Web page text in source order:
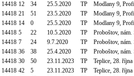
14418 12 34 25.5.2020 TP
Modlany 9,
14418 21 51 23.5.2020 TP
Modlany 9,
14418 14 0 25.5.2020 TP
Modlany 9,
14418 5 22 10.5.2020 TP
Proboštov,
14418 7 24 9.7.2020 TP
Proboštov,
14418 36 38 25.4.2020 TP
Proboštov,
14418 30 50 23.11.2023 TP
Teplice, 28.
14418 42 5 23.11.2023 TP
Teplice, 28.